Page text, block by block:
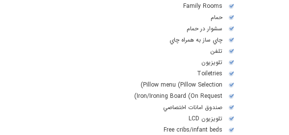
Family Rooms
حمام
سشوار در حمام
چاي ساز به همراه چاي
تلفن
تلويزيون
Toiletries
Pillow menu (Pillow Selection)
Iron/Ironing Board (On Request)
صندوق امانات اختصاصي
تلويزيون LCD
Free cribs/infant beds